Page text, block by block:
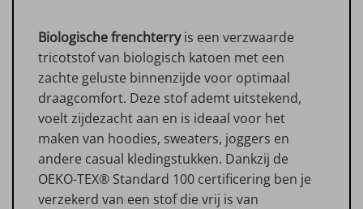
Biologische frenchterryis een verzwaarde
tricotstof van biologisch katoen met een
zachte geluste binnenzijde voor optimaal
draagcomfort. Deze stof ademt uitstekend,
voelt zijdezacht aan en is ideaal voor het
maken van hoodies, sweaters, joggers en
andere casual kledingstukken. Dankzij de
OEKO-TEX® Standard 100 certificering ben je
verzekerd van een stof die vrij is van